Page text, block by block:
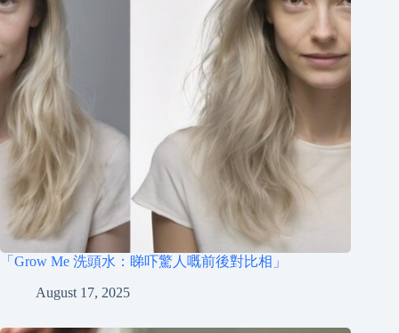
「Grow Me 洗頭水：睇吓驚人嘅前後對比相」
August 17, 2025